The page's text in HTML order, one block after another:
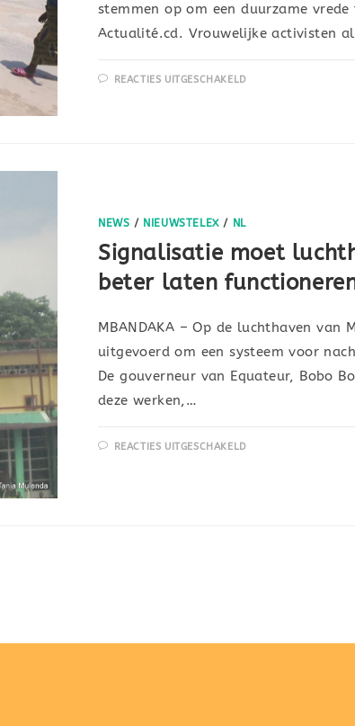
stemmen op om een duurzame
Actualité.cd. Vrouwelijke activisten
REACTIES UITGESCHAKELD
NEWS / NIEUWSTELEX/ NL
Signalisatie moet
beter laten
MBANDAKA – Op de luchthaven van
uitgevoerd om een systeem voor
De gouverneur van Equateur, Bobo
deze werken,…
REACTIES UITGESCHAKELD